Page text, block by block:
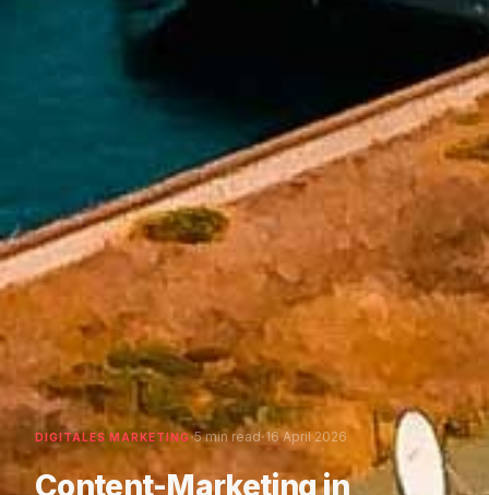
DIGITALES MARKETING·5 min read·16 April 2026
Content-Marketing in